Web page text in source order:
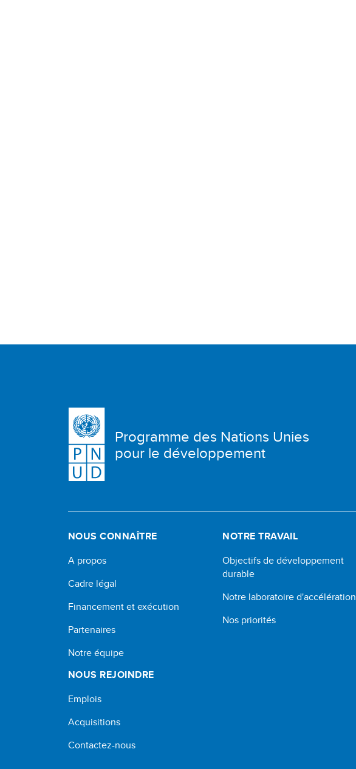
Programme des Nations Unies
pour le développement
NOUS CONNAÎTRE
A propos
Cadre légal
Financement et exécution
Partenaires
Notre équipe
NOTRE TRAVAIL
Objectifs de développement
durable
Notre laboratoire d'accélération
Nos priorités
NOUS REJOINDRE
Emplois
Acquisitions
Contactez-nous